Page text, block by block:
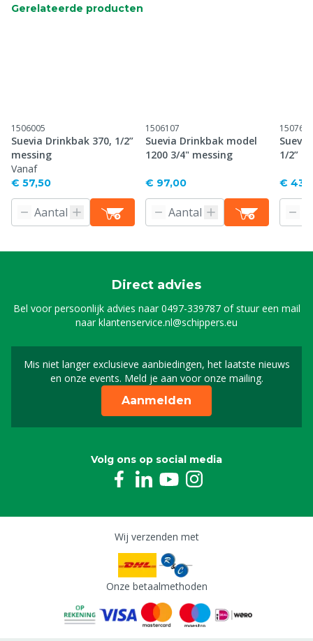
Gerelateerde producten
1506005
Suevia Drinkbak 370, 1/2”
messing
Vanaf
€ 57,50
1506107
Suevia Drinkbak model
1200 3/4" messing
€ 97,00
1507606
1/2”
€
Direct advies
Bel voor persoonlijk advies naar0497-339787of stuur een mail
naarklantenservice.nl@schippers.eu
Mis niet langer exclusieve aanbiedingen, het laatste nieuws
en onze events. Meld je aan voor onze mailing.
Schrijf je in voor onze
Aanmelden
Volg ons op social media
Wij verzenden met
Onze betaalmethoden